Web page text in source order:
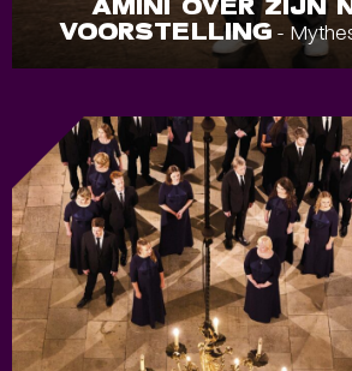
VOORSTELLING-